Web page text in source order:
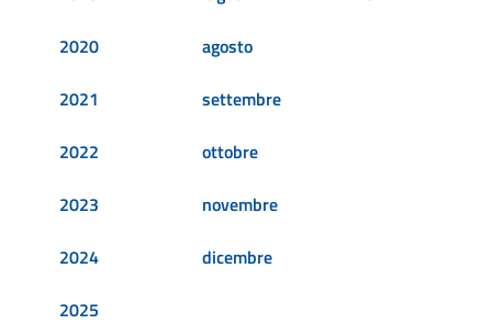
2020
2021
2022
2023
2024
2025
agosto
settembre
ottobre
novembre
dicembre